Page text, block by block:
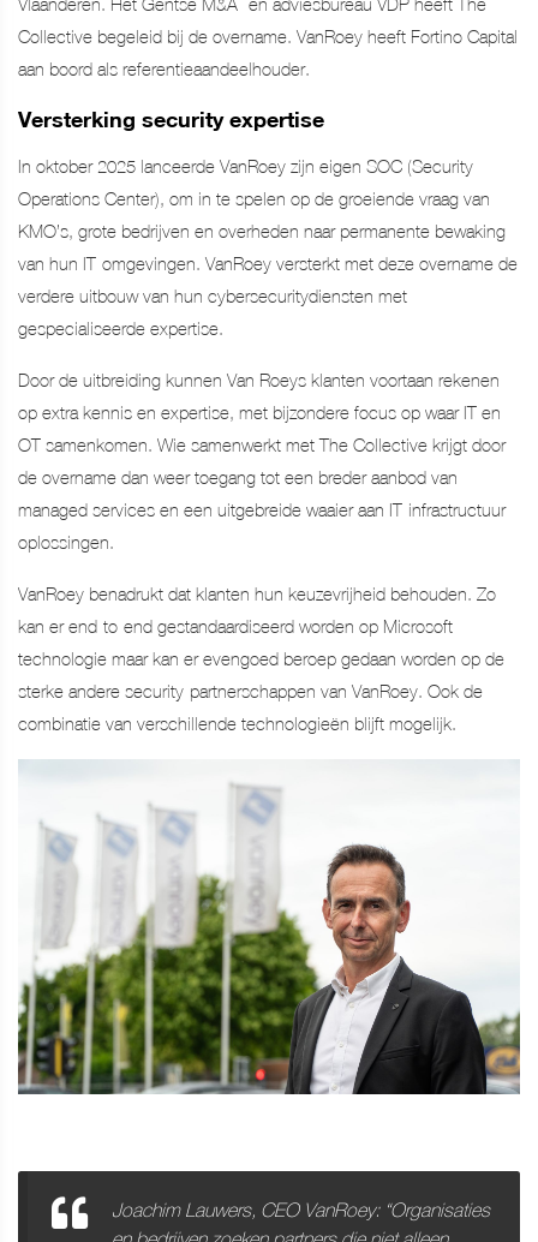
Vlaanderen. Het Gentse M&A- en adviesbureau VDP heeft The
Collective begeleid bij de overname. VanRoey heeft Fortino Capital
aan boord als referentieaandeelhouder.
Versterking security expertise
In oktober 2025 lanceerde VanRoey zijn eigen SOC (Security
Operations Center), om in te spelen op de groeiende vraag van
KMO’s, grote bedrijven en overheden naar permanente bewaking
van hun IT-omgevingen. VanRoey versterkt met deze overname de
verdere uitbouw van hun cybersecuritydiensten met
gespecialiseerde expertise.
Door de uitbreiding kunnen Van Roeys klanten voortaan rekenen
op extra kennis en expertise, met bijzondere focus op waar IT en
OT samenkomen. Wie samenwerkt met The Collective krijgt door
de overname dan weer toegang tot een breder aanbod van
managed services en een uitgebreide waaier aan IT-infrastructuur-
oplossingen.
VanRoey benadrukt dat klanten hun keuzevrijheid behouden. Zo
kan er end-to-end gestandaardiseerd worden op Microsoft-
technologie maar kan er evengoed beroep gedaan worden op de
sterke andere security-partnerschappen van VanRoey. Ook de
combinatie van verschillende technologieën blijft mogelijk.
Joachim Lauwers, CEO VanRoey: “Organisaties